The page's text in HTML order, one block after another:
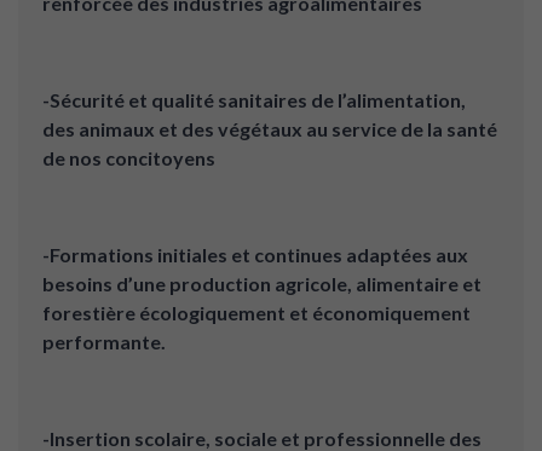
-Sécurité et qualité sanitaires de l’alimentation,
des animaux et des végétaux au service de la santé
de nos concitoyens
-Formations initiales et continues adaptées aux
besoins d’une production agricole, alimentaire et
forestière écologiquement et économiquement
performante.
-Insertion scolaire, sociale et professionnelle des